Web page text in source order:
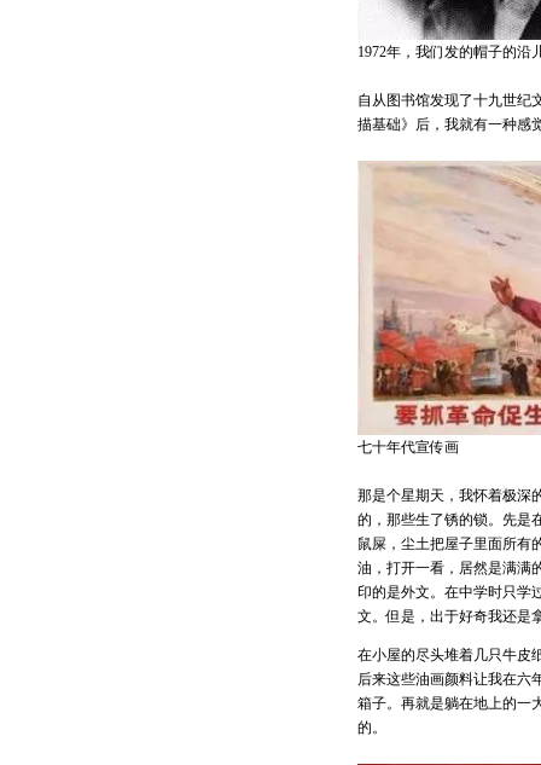
1972年，我们发的帽子的沿
自从图书馆发现了十九世纪
描基础》后，我就有一种感
七十年代宣传画
那是个星期天，我怀着极深
的，那些生了锈的锁。先是
鼠屎，尘土把屋子里面所有
油，打开一看，居然是满满
印的是外文。在中学时只学
文。但是，出于好奇我还是
在小屋的尽头堆着几只牛皮
后来这些油画颜料让我在六
箱子。再就是躺在地上的一
的。